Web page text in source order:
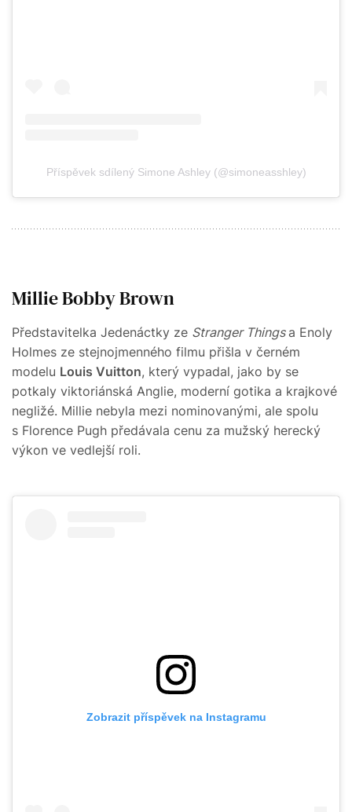
Příspěvek sdílený Simone Ashley (@simoneasshley)
Millie Bobby Brown
Představitelka Jedenáctky ze Stranger Thingsa Enoly
Holmes ze stejnojmenného filmu přišla v černém
modelu Louis Vuitton, který vypadal, jako by se
potkaly viktoriánská Anglie, moderní gotika a krajkové
negližé. Millie nebyla mezi nominovanými, ale spolu
s Florence Pugh předávala cenu za mužský herecký
výkon ve vedlejší roli.
Zobrazit příspěvek na Instagramu